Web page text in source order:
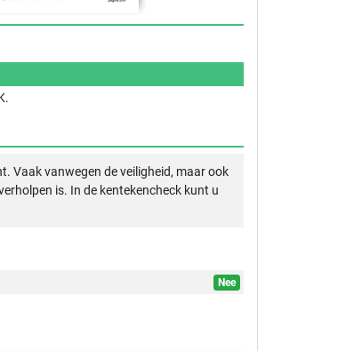
Vaak vanwegen de veiligheid, maar ook
is. In de kentekencheck kunt u
Nee